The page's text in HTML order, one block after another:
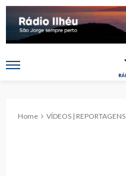
Home VÍDEOS | REPORTAGENS